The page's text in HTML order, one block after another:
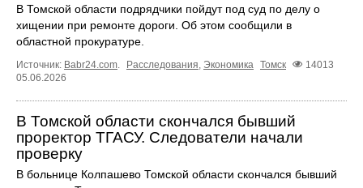
В Томской области подрядчики пойдут под суд по делу о
хищении при ремонте дороги. Об этом сообщили в
областной прокуратуре.
Источник: Babr24.com. Расследования, Экономика Томск
14013
05.06.2026
В Томской области скончался бывший
проректор ТГАСУ. Следователи начали
проверку
В больнице Колпашево Томской области скончался бывший